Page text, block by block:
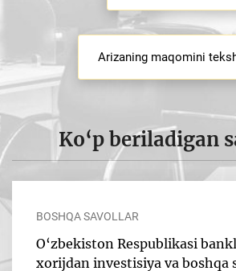
Arizaning maqomini
Ko‘p beriladigan
BOSHQA SAVOLLAR
O‘zbekiston Respublikasi
xorijdan investisiya va boshqa